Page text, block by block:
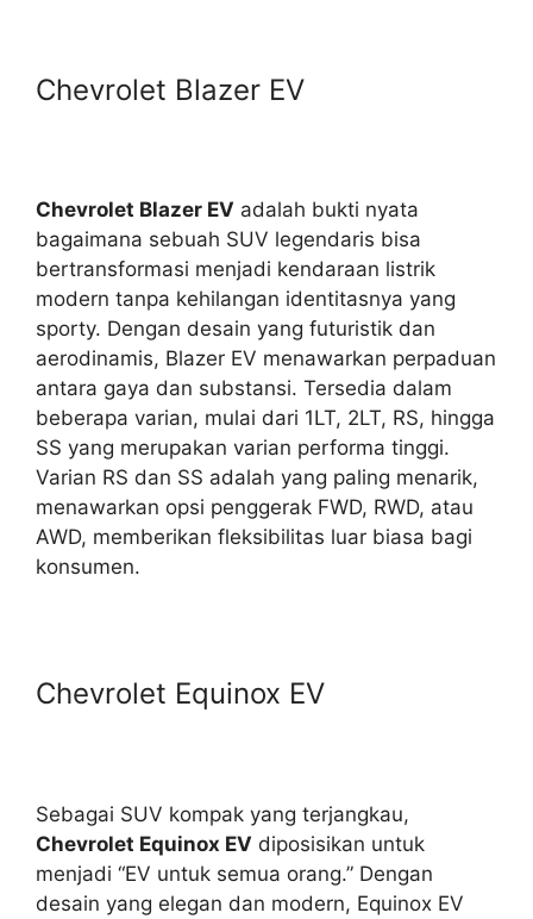
Chevrolet Blazer EV
Chevrolet Blazer EV adalah bukti nyata
bagaimana sebuah SUV legendaris bisa
bertransformasi menjadi kendaraan listrik
modern tanpa kehilangan identitasnya yang
sporty. Dengan desain yang futuristik dan
aerodinamis, Blazer EV menawarkan perpaduan
antara gaya dan substansi. Tersedia dalam
beberapa varian, mulai dari 1LT, 2LT, RS, hingga
SS yang merupakan varian performa tinggi.
Varian RS dan SS adalah yang paling menarik,
menawarkan opsi penggerak FWD, RWD, atau
AWD, memberikan fleksibilitas luar biasa bagi
konsumen.
Chevrolet Equinox EV
Sebagai SUV kompak yang terjangkau,
Chevrolet Equinox EV diposisikan untuk
menjadi “EV untuk semua orang.” Dengan
desain yang elegan dan modern, Equinox EV